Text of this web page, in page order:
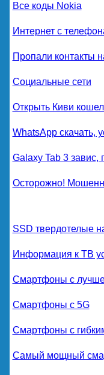
Все коды Nokia
Интернет с
Пропали контакты
Социальные сети
Открыть Киви
WhatsApp скачать,
Galaxy Tab 3 завис,
Осторожно!
SSD твердотелые
Информация к ТВ
Смартфоны с
Смартфоны с 5G
Смартфоны с
Самый мощный